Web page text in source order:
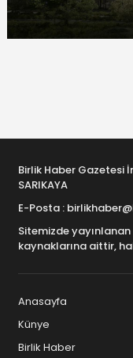
Birlik Haber Gazetesi
SARIKAYA
E-Posta :
Sitemizde
kaynaklarına aittir,
Anasayfa
Künye
Birlik Haber